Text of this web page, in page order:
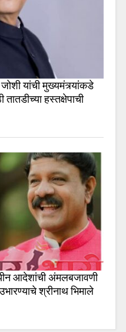
यांची मुख्यमंत्र्यांकडे
तातडीच्या हस्तक्षेपाची
आदेशांची अंमलबजावणी
श्रीनाथ भिमाले